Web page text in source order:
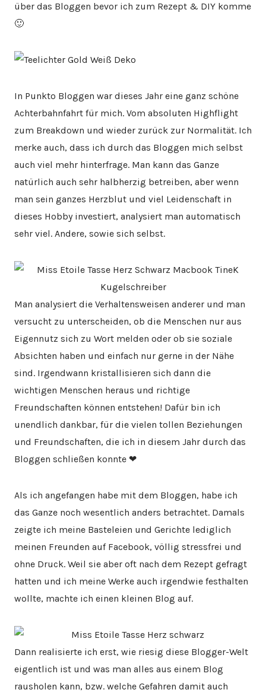
über das Bloggen bevor ich zum Rezept & DIY komme
🙂
In Punkto Bloggen war dieses Jahr eine ganz schöne
Achterbahnfahrt für mich. Vom absoluten Highflight
zum Breakdown und wieder zurück zur Normalität. Ich
merke auch, dass ich durch das Bloggen mich selbst
auch viel mehr hinterfrage. Man kann das Ganze
natürlich auch sehr halbherzig betreiben, aber wenn
man sein ganzes Herzblut und viel Leidenschaft in
dieses Hobby investiert, analysiert man automatisch
sehr viel. Andere, sowie sich selbst.
Man analysiert die Verhaltensweisen anderer und man
versucht zu unterscheiden, ob die Menschen nur aus
Eigennutz sich zu Wort melden oder ob sie soziale
Absichten haben und einfach nur gerne in der Nähe
sind. Irgendwann kristallisieren sich dann die
wichtigen Menschen heraus und richtige
Freundschaften können entstehen! Dafür bin ich
unendlich dankbar, für die vielen tollen Beziehungen
und Freundschaften, die ich in diesem Jahr durch das
Bloggen schließen konnte ❤
Als ich angefangen habe mit dem Bloggen, habe ich
das Ganze noch wesentlich anders betrachtet. Damals
zeigte ich meine Basteleien und Gerichte lediglich
meinen Freunden auf Facebook, völlig stressfrei und
ohne Druck. Weil sie aber oft nach dem Rezept gefragt
hatten und ich meine Werke auch irgendwie festhalten
wollte, machte ich einen kleinen Blog auf.
Dann realisierte ich erst, wie riesig diese Blogger-Welt
eigentlich ist und was man alles aus einem Blog
rausholen kann, bzw. welche Gefahren damit auch